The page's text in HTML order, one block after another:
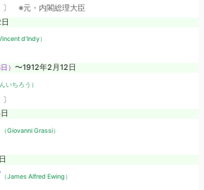
〕 ※元・内閣総理大臣
d'Indy）
） 〜1912年2月12日
いちろう）
（Giovanni Grassi）
（James Alfred Ewing）